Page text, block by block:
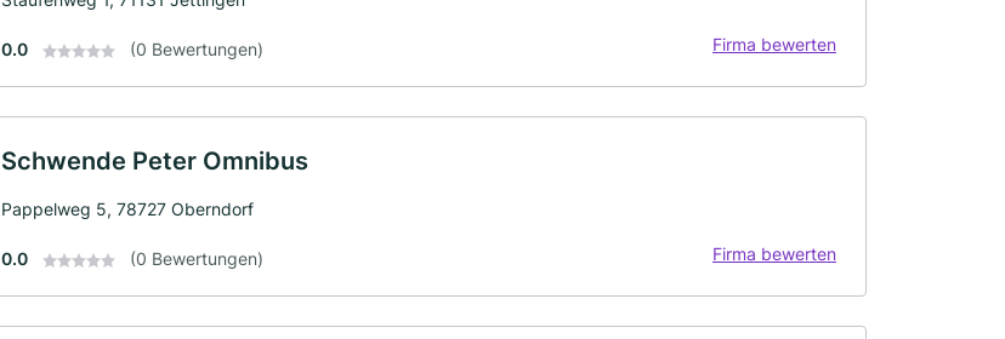
0.0 (0 Bewertungen) Firma bewerten
Schwende Peter Omnibus
Pappelweg 5, 78727 Oberndorf
0.0 (0 Bewertungen) Firma bewerten